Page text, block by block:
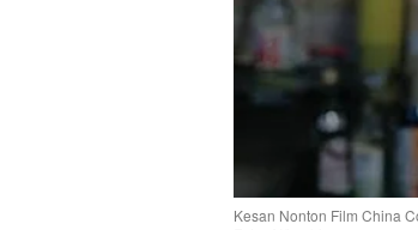
Kesan Nonton Film China